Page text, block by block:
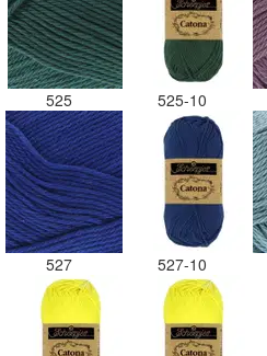
525 525-10
527 527-10